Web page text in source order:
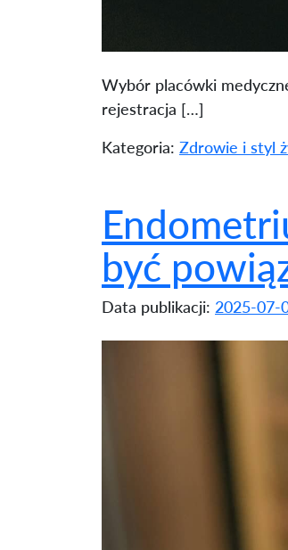
Wybór placówki
rejestracja […]
Kategoria: Zdrowie i styl
być
Data publikacji: 2025-07-